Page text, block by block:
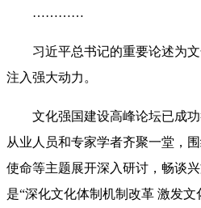
…………
习近平总书记的重要论述为文
注入强大动力。
文化强国建设高峰论坛已成功
从业人员和专家学者齐聚一堂，
使命等主题展开深入研讨，畅谈
是“深化文化体制机制改革 激发